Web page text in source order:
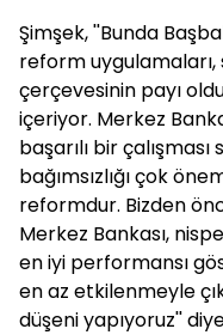
Şimşek, ''Bunda
reform
çerçevesinin payı
içeriyor. Merkez
başarılı bir
bağımsızlığı çok
reformdur. Bizden
Merkez Bankası,
en iyi performansı
en az etkilenmeyle
düşeni yapıyoruz''